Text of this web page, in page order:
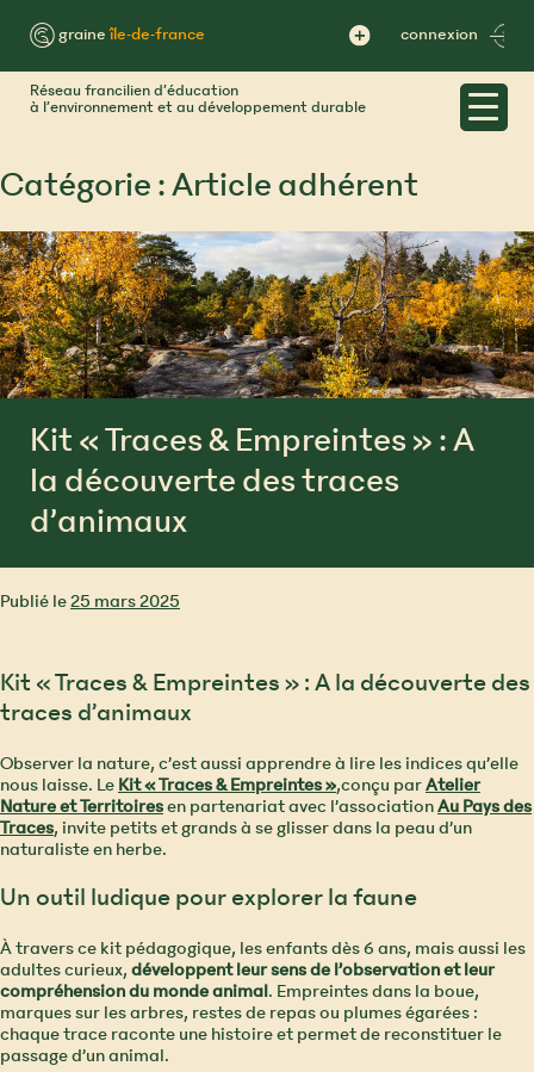
content
™ graineîle-de-france connexion
Réseau francilien d’éducation
à l’environnement et au développement durable
Catégorie :Article adhérent
Kit « Traces & Empreintes » : A
la découverte des traces
d’animaux
Publié le25 mars 2025
Kit « Traces & Empreintes » : A la découverte des
traces d’animaux
Observer la nature, c’est aussi apprendre à lire les indices qu’elle
nous laisse. LeKit « Traces & Empreintes »,conçu parAtelier
Nature et Territoiresen partenariat avec l’associationAu Pays des
Traces, invite petits et grands à se glisser dans la peau d’un
naturaliste en herbe.
Un outil ludique pour explorer la faune
À travers ce kit pédagogique, les enfants dès 6 ans, mais aussi les
adultes curieux,développent leur sens de l’observation et leur
compréhension du monde animal. Empreintes dans la boue,
marques sur les arbres, restes de repas ou plumes égarées :
chaque trace raconte une histoire et permet de reconstituer le
passage d’un animal.